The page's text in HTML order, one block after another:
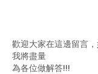
歡迎大家在這邊留言
我將盡量
為各位做解答!!!